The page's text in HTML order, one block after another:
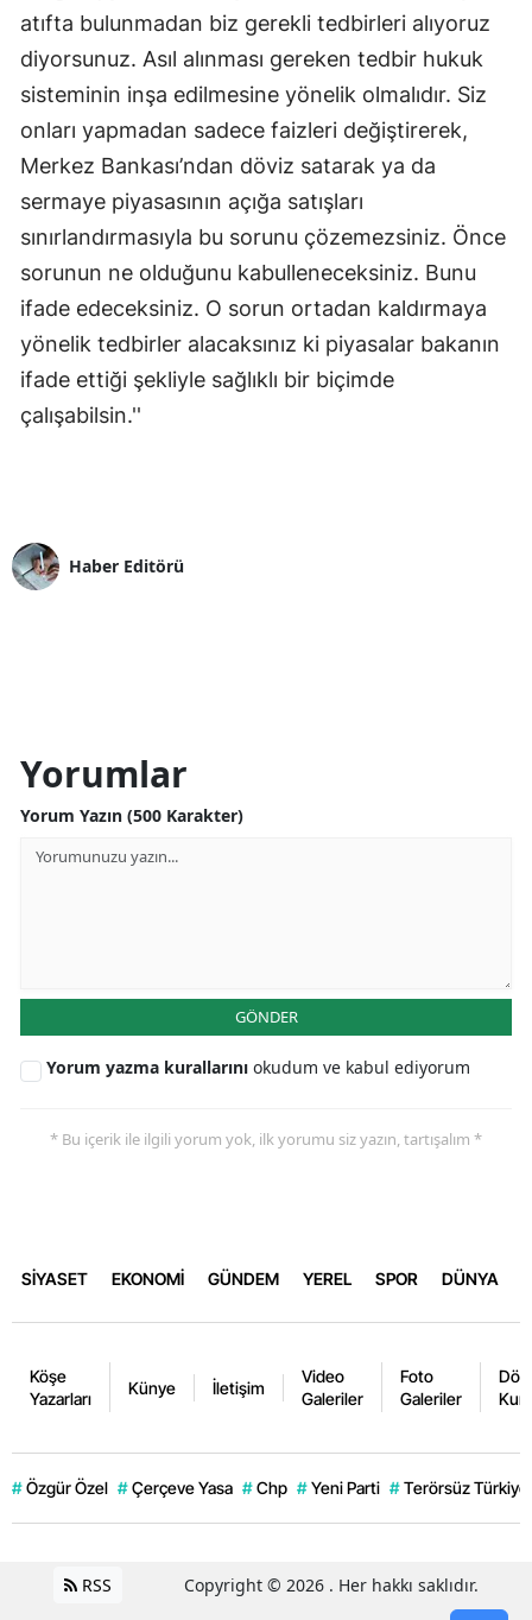
atıfta bulunmadan biz gerekli tedbirleri alıyoruz
diyorsunuz. Asıl alınması gereken tedbir hukuk
sisteminin inşa edilmesine yönelik olmalıdır. Siz
onları yapmadan sadece faizleri değiştirerek,
Merkez Bankası’ndan döviz satarak ya da
sermaye piyasasının açığa satışları
sınırlandırmasıyla bu sorunu çözemezsiniz. Önce
sorunun ne olduğunu kabulleneceksiniz. Bunu
ifade edeceksiniz. O sorun ortadan kaldırmaya
yönelik tedbirler alacaksınız ki piyasalar bakanın
ifade ettiği şekliyle sağlıklı bir biçimde
çalışabilsin.''
Haber Editörü
Yorumlar
Yorum Yazın (500 Karakter)
GÖNDER
Yorum yazma kurallarını okudum ve kabul ediyorum
* Bu içerik ile ilgili yorum yok, ilk yorumu siz yazın, tartışalım *
SİYASET EKONOMİ GÜNDEM YEREL SPOR DÜNYA
Köşe
Yazarları
Künye İletişim
Video
Galeriler
Foto
Galeriler
# Özgür Özel # Çerçeve Yasa # Chp # Yeni Parti # Terörsüz Türkiye
RSS Copyright © 2026 . Her hakkı saklıdır.